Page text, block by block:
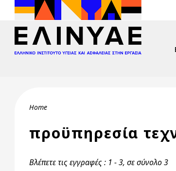
Skip to main content
Breadcrumb
Home
προϋπηρεσία
Βλέπετε τις εγγραφές : 1 - 3, σε σύνολο 3